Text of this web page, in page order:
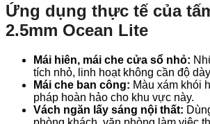
Ứng dụng thực tế của
2.5mm Ocean Lite
Mái hiên, mái che cửa sổ nhỏ:
tích nhỏ, linh hoạt không cần độ
Mái che ban công: Màu xám khói
pháp hoàn hảo cho khu vực này.
Vách ngăn lấy sáng nội thất: